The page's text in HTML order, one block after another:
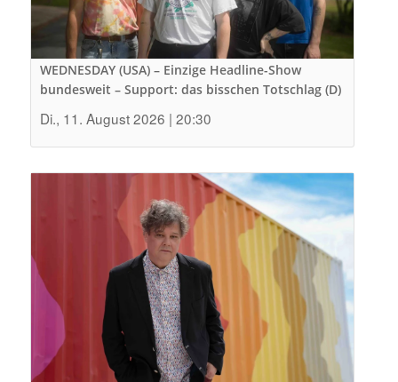
WEDNESDAY (USA) – Einzige Headline-Show
bundesweit – Support: das bisschen Totschlag (D)
Di., 11. August 2026 | 20:30